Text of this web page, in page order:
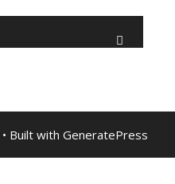
• Built with GeneratePress